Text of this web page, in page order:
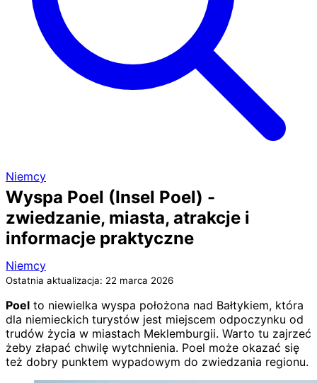
Niemcy
Wyspa Poel (Insel Poel) -
zwiedzanie, miasta, atrakcje i
informacje praktyczne
Niemcy
Ostatnia aktualizacja: 22 marca 2026
Poel to niewielka wyspa położona nad Bałtykiem, która
dla niemieckich turystów jest miejscem odpoczynku od
trudów życia w miastach Meklemburgii. Warto tu zajrzeć
żeby złapać chwilę wytchnienia. Poel może okazać się
też dobry punktem wypadowym do zwiedzania regionu.